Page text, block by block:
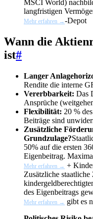
MSCI World)
langfristigen
Mehr erfahren →-Depot
Wann die
ist#
Langer
Rendite die interne
Vererbbarkeit: Das
Ansprüche
Flexibilität: 20 %
Beiträge sind
Zusätzliche
Grundzulage?
50% auf die ersten
Eigenbeitrag.
Mehr erfahren → +
Zusätzliche
des Eigenbeitrags
Mehr erfahren → gibt es